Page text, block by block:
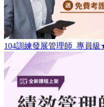
104訓練發展管理師_專員